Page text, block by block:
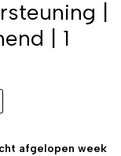
|
| 1
afgelopen week